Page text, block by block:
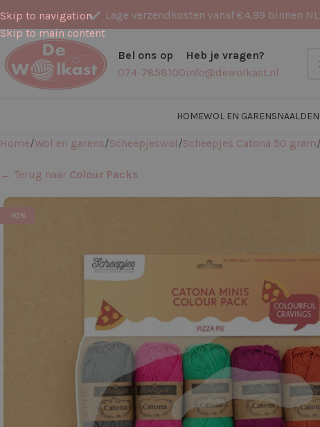
Skip to navigation
Skip to main content
Lage verzendkosten vanaf €4,99 binnen NL
Bel ons op
074-7858100
Heb je vragen?
info@dewolkast.nl
HOMEWOL EN GARENSNAALDEN
Home Wol en garens Scheepjeswol Scheepjes Catona 50 gram
← Terug naar Colour Packs
-10%